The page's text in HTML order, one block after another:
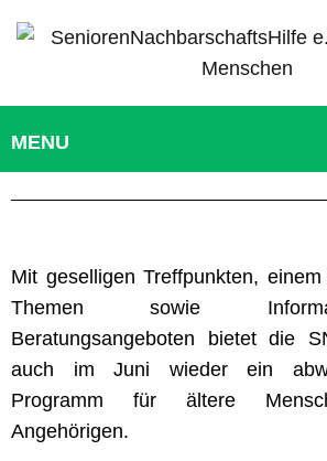
Mit geselligen Treffpunkten,
Themen sowie
Beratungsangeboten bietet die
auch im Juni wieder ein
Programm für ältere
Angehörigen.